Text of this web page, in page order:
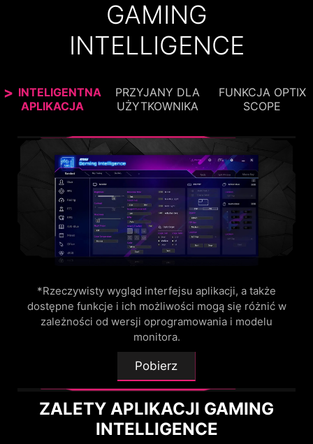
GAMING
INTELLIGENCE
INTELIGENTNA
APLIKACJA
PRZYJANY DLA
UŻYTKOWNIKA
FUNKCJA OPTIX
SCOPE
*Rzeczywisty wygląd interfejsu aplikacji, a także
dostępne funkcje i ich możliwości mogą się różnić w
zależności od wersji oprogramowania i modelu
monitora.
Pobierz
ZALETY APLIKACJI GAMING
INTELLIGENCE
FUNKCJA OPTIX SCOPE
Wbudowana luneta celownicza oferuje
wielostopniowe zbliżenie obrazu. Szybkie
przełączanie zbliżenia realizowane jest za
pomocą skrótów klawiszowych.